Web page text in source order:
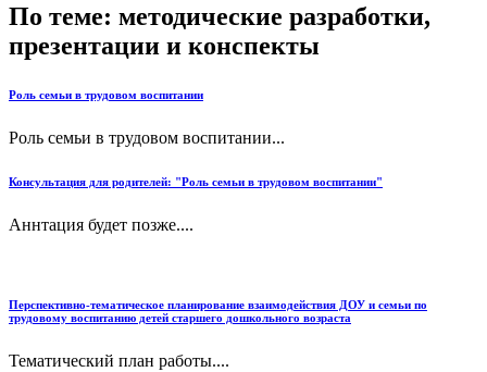
По теме: методические разработки,
презентации и конспекты
Роль семьи в трудовом воспитании
Роль семьи в трудовом воспитании...
Консультация для родителей: "Роль семьи в трудовом воспитании"
Аннтация будет позже....
Перспективно-тематическое планирование взаимодействия ДОУ и семьи по
трудовому воспитанию детей старшего дошкольного возраста
Тематический план работы....